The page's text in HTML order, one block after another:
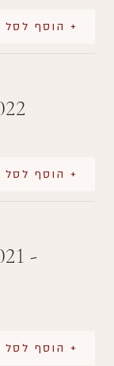
+ הוסף לסל
+ הוסף לסל
-
+ הוסף לסל